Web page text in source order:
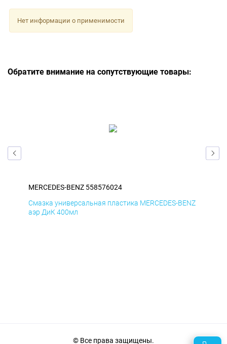
Нет информации о применимости
Обратите внимание на сопутствующие товары:
MERCEDES-BENZ 558576024
Смазка универсальная пластика MERCEDES-BENZ
аэр ДиК 400мл
© Все права защищены.